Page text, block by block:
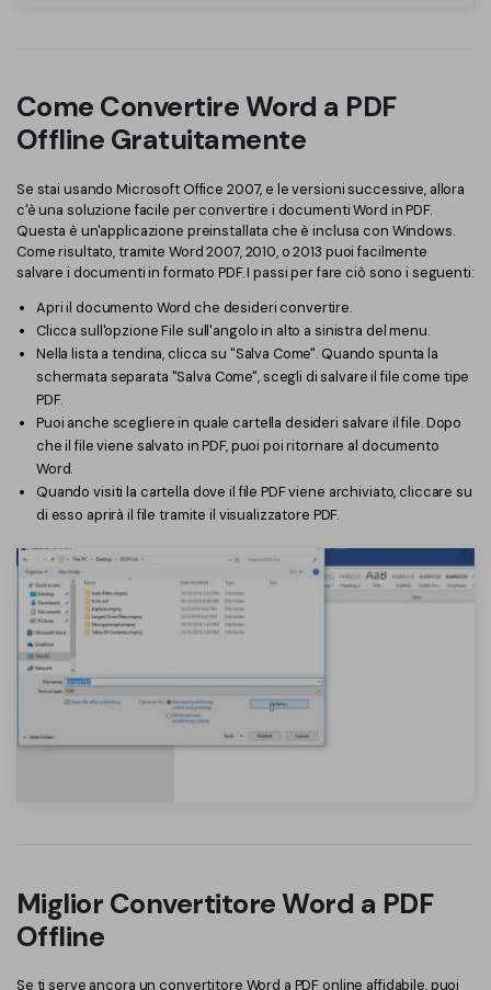
Come Convertire Word a PDF
Offline Gratuitamente
Se stai usando Microsoft Office 2007, e le versioni successive, allora
c'è una soluzione facile per convertire i documenti Word in PDF.
Questa è un'applicazione preinstallata che è inclusa con Windows.
Come risultato, tramite Word 2007, 2010, o 2013 puoi facilmente
salvare i documenti in formato PDF. I passi per fare ciò sono i seguenti:
Apri il documento Word che desideri convertire.
Clicca sull'opzione File sull'angolo in alto a sinistra del menu.
Nella lista a tendina, clicca su "Salva Come". Quando spunta la
schermata separata "Salva Come", scegli di salvare il file come tipe
PDF.
Puoi anche scegliere in quale cartella desideri salvare il file. Dopo
che il file viene salvato in PDF, puoi poi ritornare al documento
Word.
Quando visiti la cartella dove il file PDF viene archiviato, cliccare su
di esso aprirà il file tramite il visualizzatore PDF.
Miglior Convertitore Word a PDF
Offline
Se ti serve ancora un convertitore Word a PDF online affidabile, puoi